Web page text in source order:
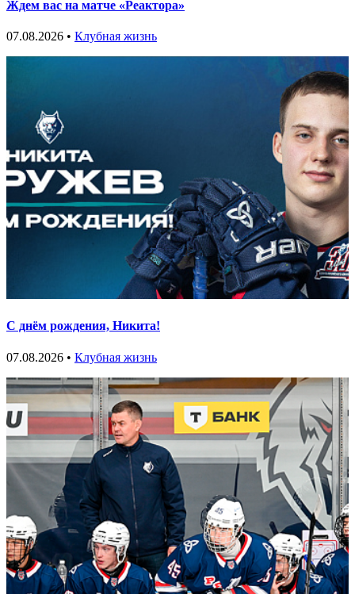
Ждем вас на матче «Реактора»
07.08.2026 • Клубная жизнь
С днём рождения, Никита!
07.08.2026 • Клубная жизнь